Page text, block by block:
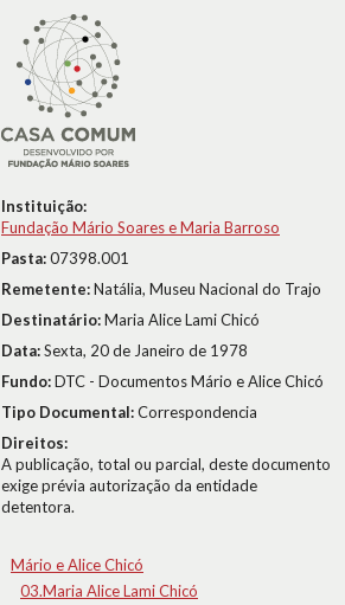
Instituição:
Fundação Mário Soares e Maria Barroso
Pasta:07398.001
Remetente:Natália, Museu Nacional do Trajo
Destinatário:Maria Alice Lami Chicó
Data:Sexta, 20 de Janeiro de 1978
Fundo:DTC - Documentos Mário e Alice Chicó
Tipo Documental:Correspondencia
Direitos:
A publicação, total ou parcial, deste documento
exige prévia autorização da entidade
detentora.
Mário e Alice Chicó
03.Maria Alice Lami Chicó